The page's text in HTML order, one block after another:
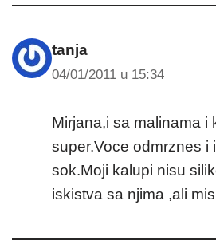
tanja
04/01/2011 u 15:34
Mirjana,i sa malinama i
super.Voce odmrznes i
sok.Moji kalupi nisu
iskistva sa njima ,ali